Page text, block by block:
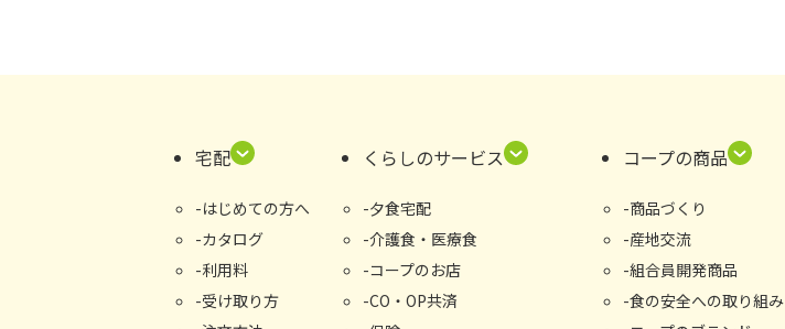
宅配
はじめての⽅へ
カタログ
利用料
受け取り⽅
くらしのサービス
夕食宅配
介護食・医療食
コープのお店
CO・OP共済
コープの商品
商品づくり
産地交流
組合員開発商品
食の安全への取り組み